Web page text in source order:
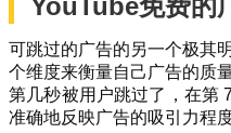
可跳过的广告的另一个极其
个维度来衡量自己广告的质
第几秒被用户跳过了，在第
准确地反映广告的吸引力程度